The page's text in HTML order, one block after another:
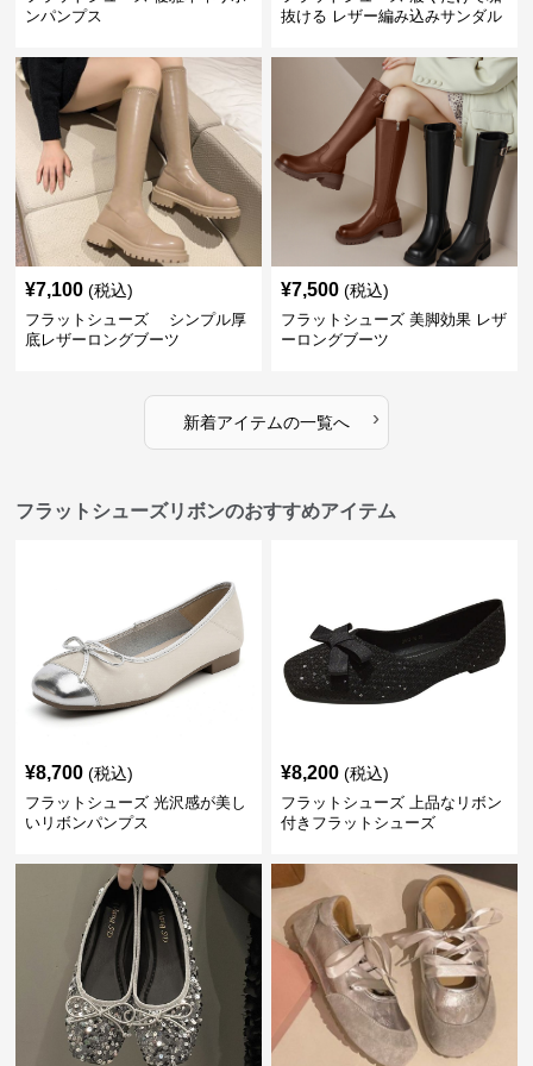
ンパンプス
抜ける レザー編み込みサンダル
¥7,100 (税込)
フラットシューズ シンプル厚
底レザーロングブーツ
¥7,500 (税込)
フラットシューズ 美脚効果 レザ
ーロングブーツ
新着アイテムの一覧へ ›
フラットシューズリボンのおすすめアイテム
¥8,700 (税込)
フラットシューズ 光沢感が美し
いリボンパンプス
¥8,200 (税込)
フラットシューズ 上品なリボン
付きフラットシューズ